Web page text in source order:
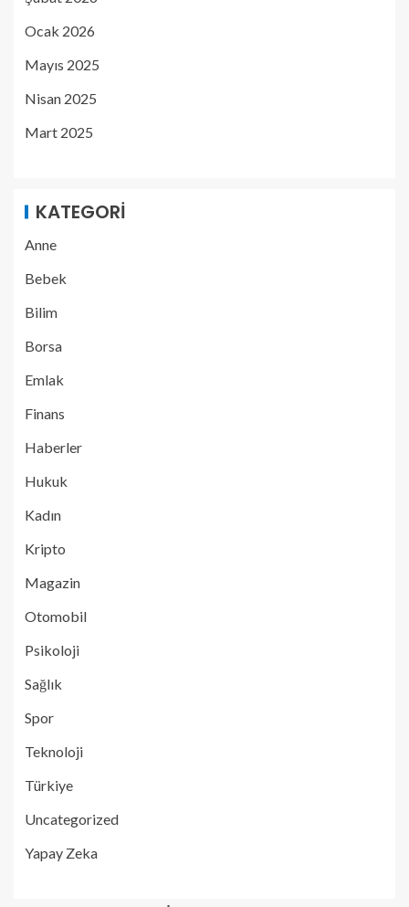
Ocak 2026
Mayıs 2025
Nisan 2025
Mart 2025
KATEGORI
Anne
Bebek
Bilim
Borsa
Emlak
Finans
Haberler
Hukuk
Kadın
Kripto
Magazin
Otomobil
Psikoloji
Sağlık
Spor
Teknoloji
Türkiye
Uncategorized
Yapay Zeka